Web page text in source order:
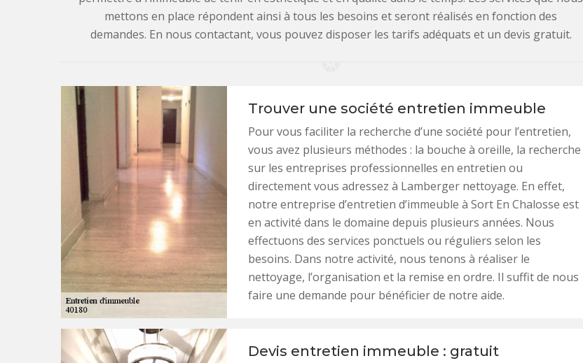
mettons en place répondent ainsi à tous les besoins et seront réalisés en fonction des
demandes. En nous contactant, vous pouvez disposer les tarifs adéquats et un devis gratuit.
Trouver une société entretien immeuble
Pour vous faciliter la recherche d’une société pour l’entretien,
vous avez plusieurs méthodes : la bouche à oreille, la recherche
sur les entreprises professionnelles en entretien ou
directement vous adressez à Lamberger nettoyage. En effet,
notre entreprise d’entretien d’immeuble à Sort En Chalosse est
en activité dans le domaine depuis plusieurs années. Nous
effectuons des services ponctuels ou réguliers selon les
besoins. Dans notre activité, nous tenons à réaliser le
nettoyage, l’organisation et la remise en ordre. Il suffit de nous
faire une demande pour bénéficier de notre aide.
Devis entretien immeuble : gratuit